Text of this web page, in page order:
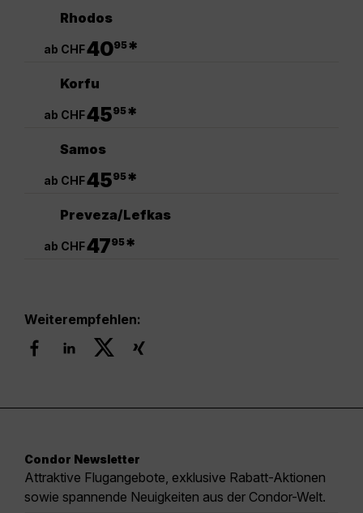
Rhodos
ab CHF4095*
Korfu
ab CHF4595*
Samos
ab CHF4595*
Preveza/Lefkas
ab CHF4795*
Weiterempfehlen:
Condor Newsletter
Attraktive Flugangebote, exklusive Rabatt-Aktionen
sowie spannende Neuigkeiten aus der Condor-Welt.